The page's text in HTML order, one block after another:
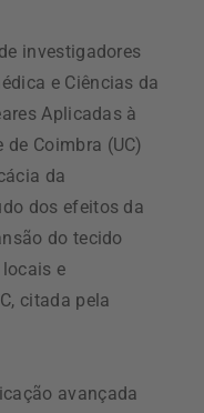
investigadores
e Ciências da
Aplicadas à
de Coimbra (UC)
da
dos efeitos da
do tecido
e
citada pela
avançada